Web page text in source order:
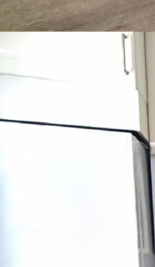
une excellente
entièrement refaits
conformité.
refaites à neuf il y a
de qualité et un
des pièces, avec
au rez-de-
chambres pour plus
: Pour un confort
profiter des beaux jours.